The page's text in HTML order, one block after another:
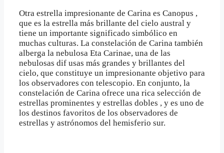
Otra estrella impresionante de Carina es Canopus ,
que es la estrella más brillante del cielo austral y
tiene un importante significado simbólico en
muchas culturas. La constelación de Carina también
alberga la nebulosa Eta Carinae, una de las
nebulosas dif usas más grandes y brillantes del
cielo, que constituye un impresionante objetivo para
los observadores con telescopio. En conjunto, la
constelación de Carina ofrece una rica selección de
estrellas prominentes y estrellas dobles , y es uno de
los destinos favoritos de los observadores de
estrellas y astrónomos del hemisferio sur.